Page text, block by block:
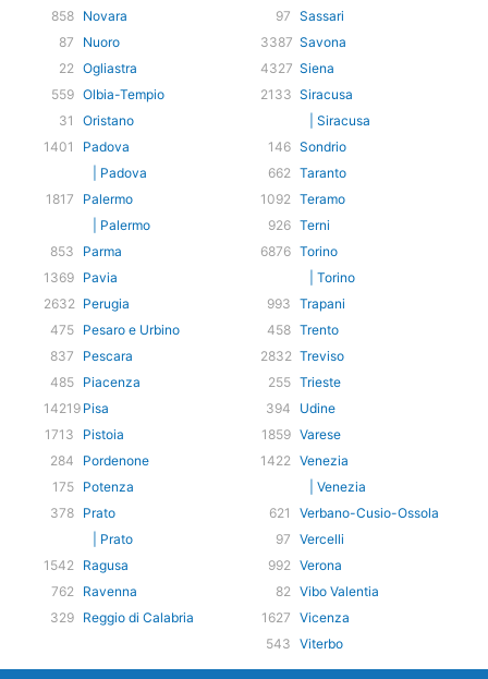
858 Novara
87
Nuoro
22 Ogliastra
559 Olbia-Tempio
31
Oristano
1401
Padova
| Padova
1817
Palermo
| Palermo
853
Parma
1369 Pavia
2632 Perugia
475 Pesaro e Urbino
837
Pescara
485 Piacenza
14219 Pisa
1713
Pistoia
284
Pordenone
175 Potenza
378 Prato
| Prato
1542 Ragusa
762 Ravenna
329 Reggio di Calabria
97 Sassari
3387 Savona
4327 Siena
2133 Siracusa
| Siracusa
146 Sondrio
662 Taranto
1092 Teramo
926 Terni
6876 Torino
| Torino
993 Trapani
458 Trento
2832 Treviso
255 Trieste
394
Udine
1859 Varese
1422 Venezia
| Venezia
621
Verbano-Cusio-Ossola
97 Vercelli
992 Verona
82 Vibo Valentia
1627 Vicenza
543 Viterbo